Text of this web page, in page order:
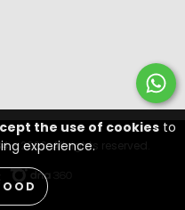
the use of cookies to
experience.
- 2026. All rights reserved.